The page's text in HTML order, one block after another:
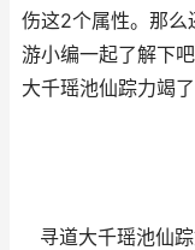
伤这2个属性。那么
游小编一起了解下
大千瑶池仙踪力竭
寻道大千瑶池仙